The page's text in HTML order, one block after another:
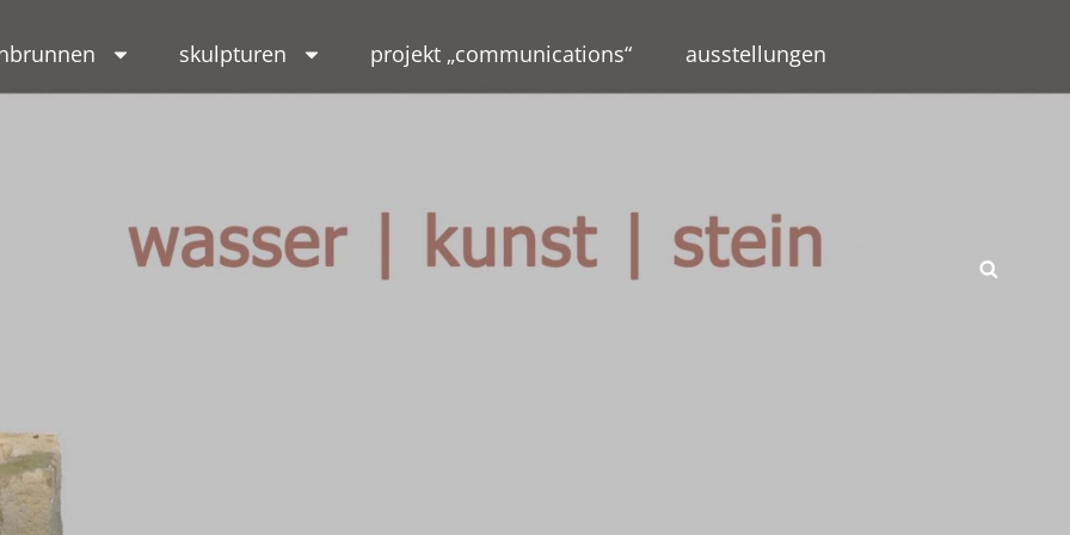
skulpturen projekt „communications“ ausstellungen
~ Skulpturen